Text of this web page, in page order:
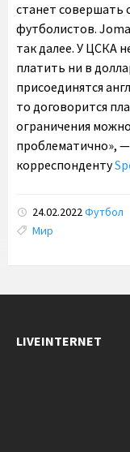
станет совершать
футболистов.
так далее. У ЦСКА
платить ни в
присоединятся
то договорится
ограничения
проблематично»,
корреспонденту
24.02.2022Футбол
Tags:
Мир
LIVEINTERNET